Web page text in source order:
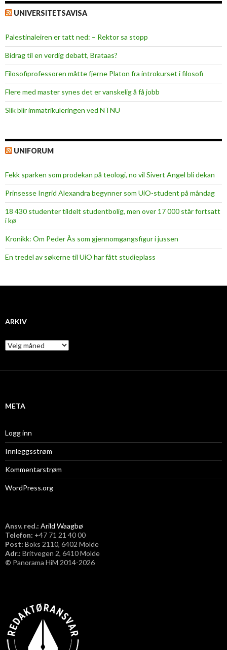
UNIVERSITETSAVISA
Palestinaleiren er tatt ned: – Rektor sa stopp
Bidrag til en verdig debatt, Brataas?
Filosofiprofessoren måtte fjerne Platon fra introkurset i filosofi
Flere med master synes det er vanskelig å få jobb
Slik blir immatrikuleringen ved NTNU
UNIFORUM
Fekk sparken som prodekan på teologi, no vil Sivert Angel bli dekan
Prinsesse Ingrid Alexandra begynner som UiO-student på måndag
18 430 studenter tildelt studentbolig, men over 17 000 står fortsatt
i kø
Kronikk: Om Peder Ås som gjennomgangsfigur i jussen
En tredel av søkerne til UiO har fått studieplass
ARKIV
A
r
i
META
Logg inn
Innleggsstrøm
Kommentarstrøm
WordPress.org
Ansv. red.: Arild Waagbø
Telefon: ​+47 71 21 40 00
Post: Boks 2110, 6402 Molde
Adr.: Britvegen 2, 6410 Molde
© Panorama HiM 2014-2026